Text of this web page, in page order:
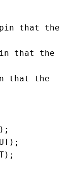
that the
that the
that the